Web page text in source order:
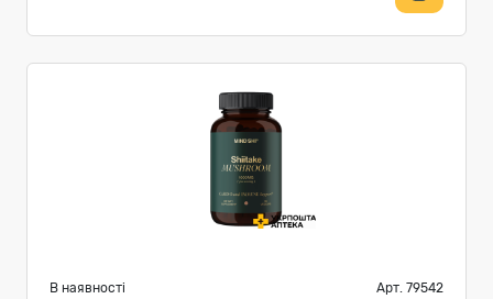
В наявності Арт. 79542